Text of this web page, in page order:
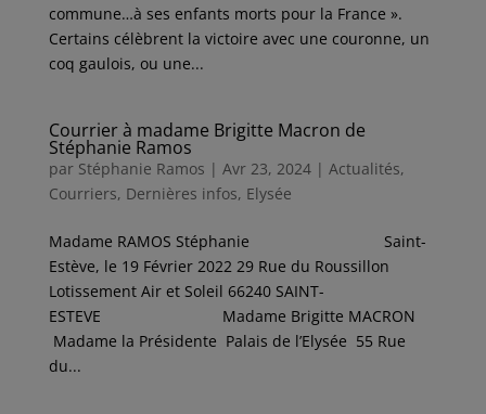
commune…à ses enfants morts pour la France ».
Certains célèbrent la victoire avec une couronne, un
coq gaulois, ou une...
Courrier à madame Brigitte Macron de
Stéphanie Ramos
par Stéphanie Ramos | Avr 23, 2024| Actualités,
Courriers, Dernières infos, Elysée
Madame RAMOS Stéphanie Saint-
Estève, le 19 Février 2022 29 Rue du Roussillon
Lotissement Air et Soleil 66240 SAINT-
ESTEVE Madame Brigitte MACRON
Madame la Présidente Palais de l’Elysée 55 Rue
du...